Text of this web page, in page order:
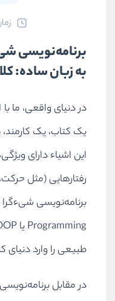
به زبان ساده:
در دنیای واقعی، ما
یک کتاب، یک
این اشیاء دارای
رفتارهایی (مثل
طبیعی را وارد
در مقابل